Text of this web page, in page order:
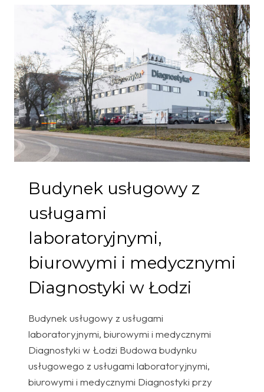
BĘDKOWICACH
Budynek usługowy z
usługami
laboratoryjnymi,
biurowymi i medycznymi
Diagnostyki w Łodzi
Budynek usługowy z usługami
laboratoryjnymi, biurowymi i medycznymi
Diagnostyki w Łodzi Budowa budynku
usługowego z usługami laboratoryjnymi,
biurowymi i medycznymi Diagnostyki przy